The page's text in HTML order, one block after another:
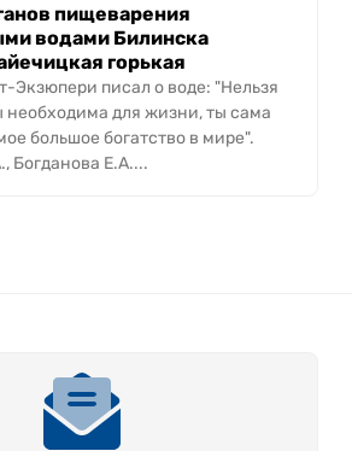
пищеварения
водами Билинска
горькая
Экзюпери писал о воде: "Нельзя
необходима для жизни, ты сама
большое богатство в мире".
Богданова Е.А....